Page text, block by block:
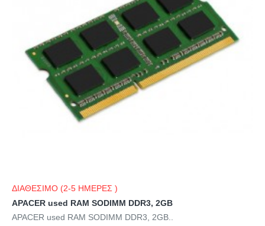
ΔΙΑΘΕΣΙΜΟ (2-5 ΗΜΕΡΕΣ )
APACER used RAM SODIMM DDR3, 2GB
APACER used RAM SODIMM DDR3, 2GB..